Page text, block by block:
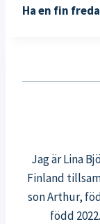
Ha en fin
Jag är Lina
Finland
son Arthur,
född